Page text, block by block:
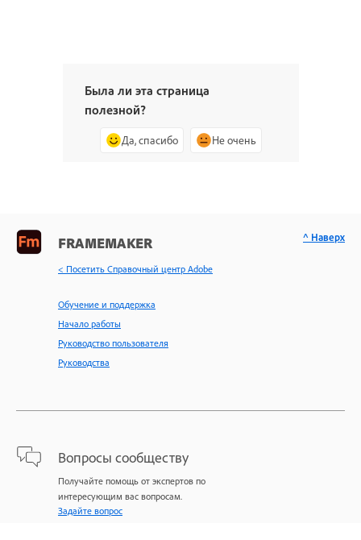
Была ли эта страница
полезной?
Да, спасибо Не очень
FRAMEMAKER
< Посетить Справочный центр Adobe
Обучение и поддержка
Начало работы
Руководство пользователя
Руководства
Вопросы сообществу
Получайте помощь от экспертов по
интересующим вас вопросам.
Задайте вопрос
^ Наверх